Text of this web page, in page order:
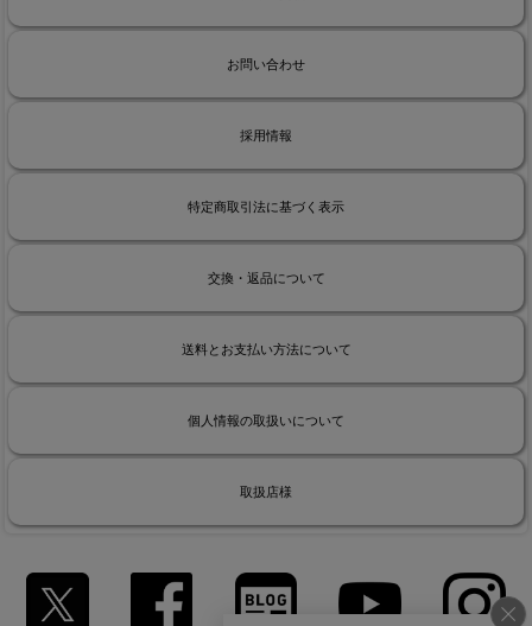
お問い合わせ
採用情報
特定商取引法に基づく表示
交換・返品について
送料とお支払い方法について
個人情報の取扱いについて
取扱店様